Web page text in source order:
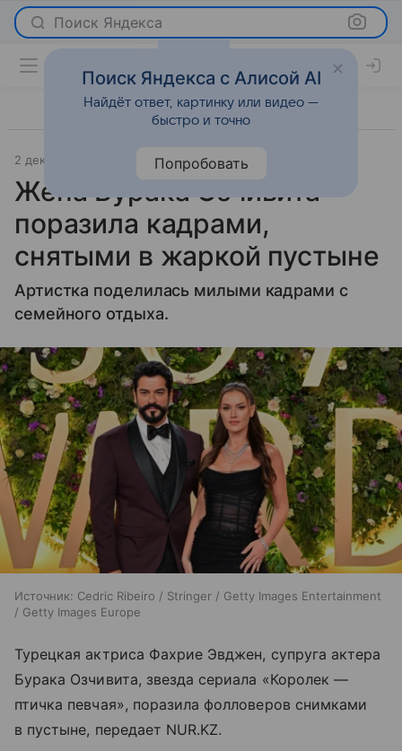
Поиск Яндекса
2 декабря 2025 [KZ] Nur.kz Светская жизнь
Жена Бурака Озчивита
поразила кадрами,
снятыми в жаркой пустыне
Артистка поделилась милыми кадрами с
семейного отдыха.
Источник: Cedric Ribeiro / Stringer / Getty Images Entertainment
/ Getty Images Europe
Турецкая актриса Фахрие Эвджен, супруга актера
Бурака Озчивита, звезда сериала «Королек —
птичка певчая», поразила фолловеров снимками
в пустыне, передает NUR.KZ.
Поиск Яндекса с Алисой AI
Найдёт ответ, картинку или видео —
быстро и точно
Попробовать